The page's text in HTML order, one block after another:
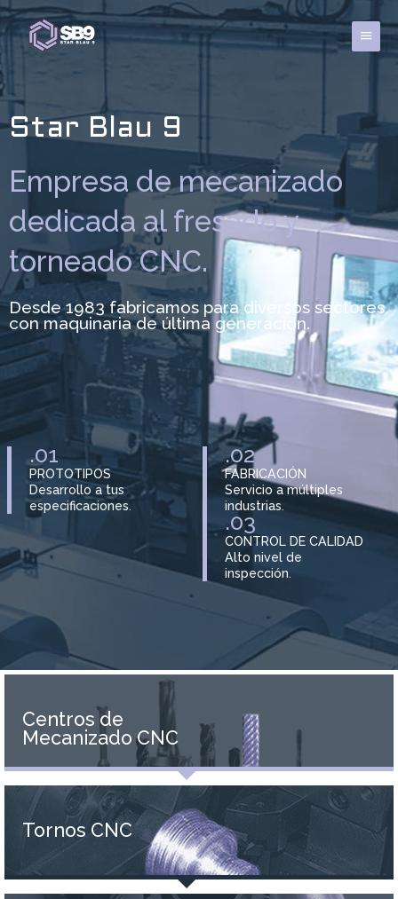
Ir
contenido
Menú
Star Blau 9
Empresa de mecanizado
dedicada al fresado y
torneado CNC.
Desde 1983 fabricamos para diversos sectores
con maquinaria de última generación.
.01
PROTOTIPOS
Desarrollo a tus
especificaciones.
.02
FABRICACIÓN
Servicio a múltiples
industrias.
.03
CONTROL DE CALIDAD
Alto nivel de
inspección.
Centros de
Mecanizado CNC
Tornos CNC